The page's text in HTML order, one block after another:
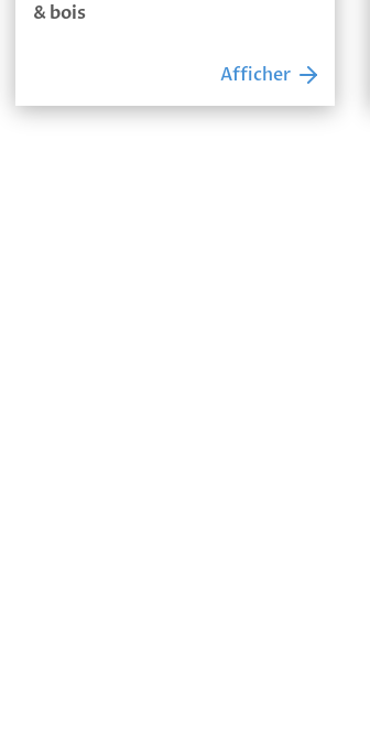
contre-bloquer
Afficher